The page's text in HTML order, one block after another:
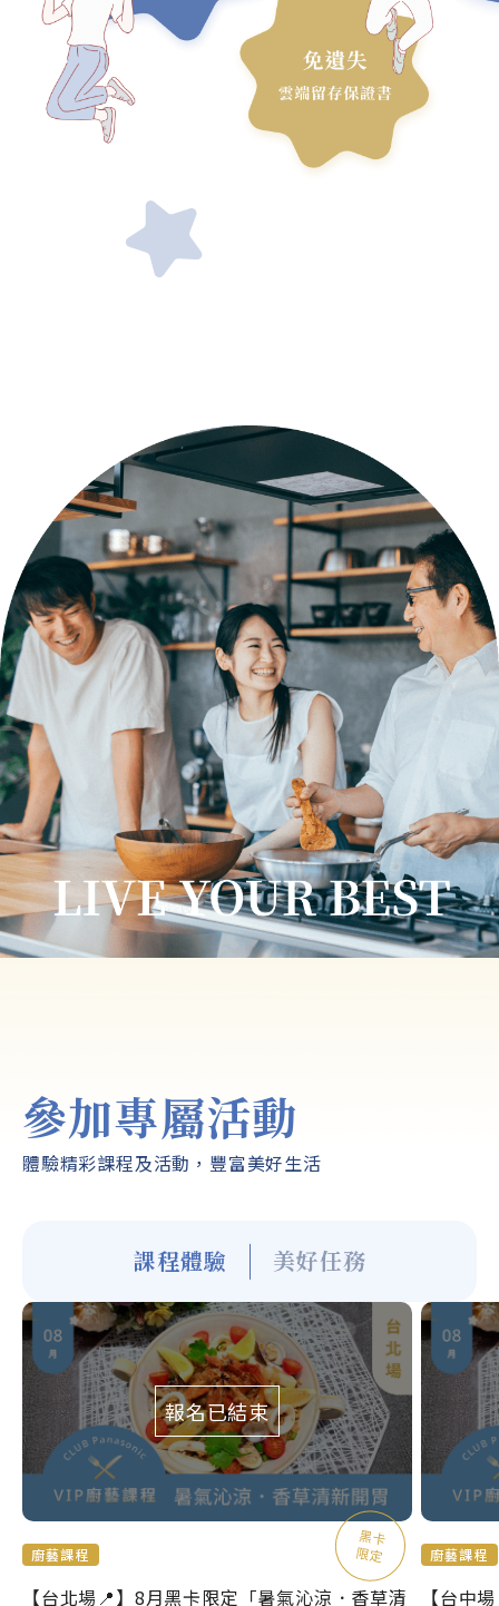
參加專屬活動
體驗精彩課程及活動，豐富美好生活
課程體驗 美好任務
報名已結束
廚藝課程
【台北場📍】8月黑卡限定「暑氣沁涼．香草清
廚藝課程
【台中